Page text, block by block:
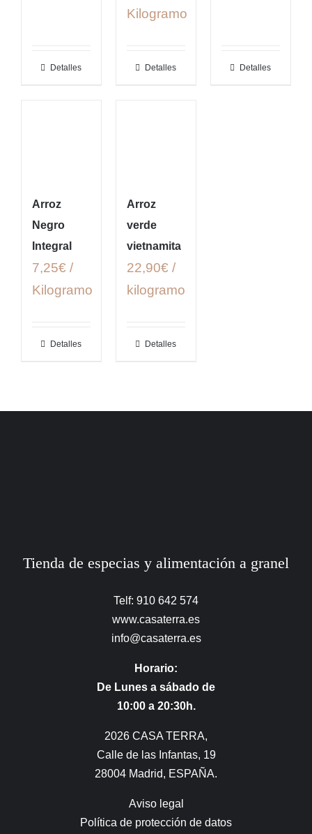
Detalles
Kilogramo
Detalles Detalles
Arroz
Negro
Integral
7,25€ /
Kilogramo
Detalles
Arroz
verde
vietnamita
22,90€ /
kilogramo
Detalles
Tienda de especias y alimentación a granel
Telf: 910 642 574
www.casaterra.es
info@casaterra.es
Horario:
De Lunes a sábado de
10:00 a 20:30h.
2026 CASA TERRA,
Calle de las Infantas, 19
28004 Madrid, ESPAÑA.
Aviso legal
Política de protección de datos